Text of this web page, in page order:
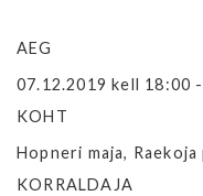
AEG
07.12.2019 kell 18:00
KOHT
Hopneri maja,
KORRALDAJA